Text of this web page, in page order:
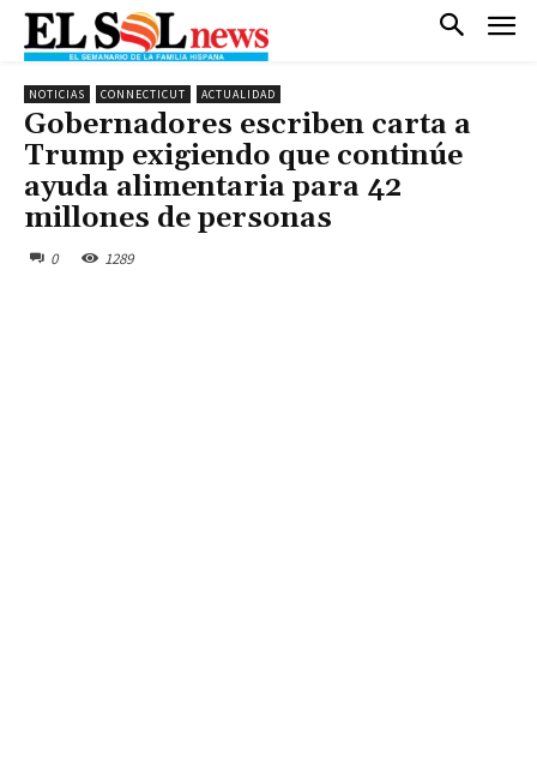
NOTICIAS CONNECTICUT ACTUALIDAD
Gobernadores escriben carta a
Trump exigiendo que continúe
ayuda alimentaria para 42
millones de personas
0 1289